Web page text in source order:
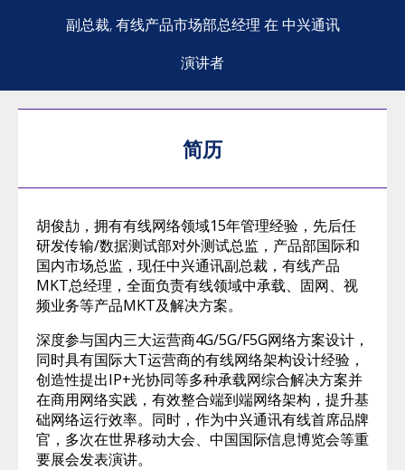
副总裁, 有线产品市场部总经理 在 中兴通讯
演讲者
简历
胡俊劼，拥有有线网络领域15年管理经验，先后任
研发传输/数据测试部对外测试总监，产品部国际和
国内市场总监，现任中兴通讯副总裁，有线产品
MKT总经理，全面负责有线领域中承载、固网、视
频业务等产品MKT及解决方案。
深度参与国内三大运营商4G/5G/F5G网络方案设计，
同时具有国际大T运营商的有线网络架构设计经验，
创造性提出IP+光协同等多种承载网综合解决方案并
在商用网络实践，有效整合端到端网络架构，提升基
础网络运行效率。同时，作为中兴通讯有线首席品牌
官，多次在世界移动大会、中国国际信息博览会等重
要展会发表演讲。